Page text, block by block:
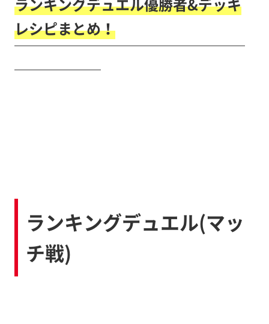
レシピまとめ！
￣￣￣￣￣￣￣￣￣￣￣￣￣￣￣￣
￣￣￣￣￣￣
ランキングデュエル(マッ
チ戦)